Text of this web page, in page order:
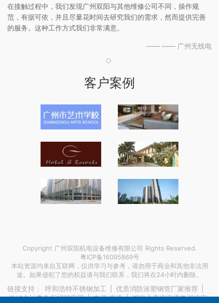
在接触过程中，我们发现广州双阳与其他维修公司不同，操作规
范，有据可依，并且尽量花时间去研究我们的需求，然而提供完善
的服务。这种工作方式我们非常满意。
—— —— 广州无线电
客户案例
Copyright 广州双阳机电设备维修有限公司 Rights Reserved.
粤ICP备16095869号
本站资源均来自互联网，仅供学习与参考，请勿用于商业和其他非法用
途。如果侵犯了您的权益请与我们联系，我们将在24小时内删除。
链接支持： 呼和浩特不锈钢加工 优质消防涂塑钢管厂家推荐
尚好会计事务所招聘官网|电源 直流|湖南儿童语言康复训练宝